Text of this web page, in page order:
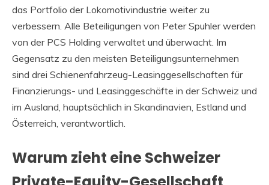
das Portfolio der Lokomotivindustrie weiter zu
verbessern. Alle Beteiligungen von Peter Spuhler werden
von der PCS Holding verwaltet und überwacht. Im
Gegensatz zu den meisten Beteiligungsunternehmen
sind drei Schienenfahrzeug-Leasinggesellschaften für
Finanzierungs- und Leasinggeschäfte in der Schweiz und
im Ausland, hauptsächlich in Skandinavien, Estland und
Österreich, verantwortlich.
Warum zieht eine Schweizer